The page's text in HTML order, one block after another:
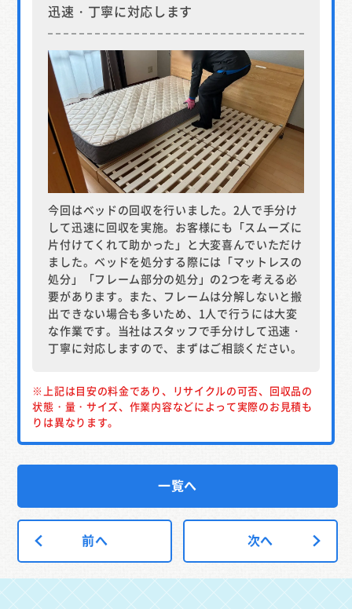
迅速・丁寧に対応します
今回はベッドの回収を行いました。2人で手分け
して迅速に回収を実施。お客様にも「スムーズに
片付けてくれて助かった」と大変喜んでいただけ
ました。ベッドを処分する際には「マットレスの
処分」「フレーム部分の処分」の2つを考える必
要があります。また、フレームは分解しないと搬
出できない場合も多いため、1人で行うには大変
な作業です。当社はスタッフで手分けして迅速・
丁寧に対応しますので、まずはご相談ください。
※上記は目安の料金であり、リサイクルの可否、回収品の
状態・量・サイズ、作業内容などによって実際のお見積も
りは異なります。
前へ
一覧へ
次へ